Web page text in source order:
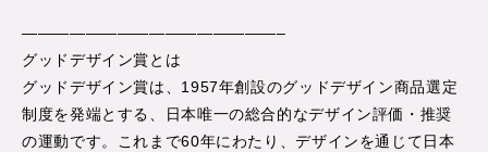
————————————————–
グッドデザイン賞とは
グッドデザイン賞は、1957年創設のグッドデザイン商品選定
制度を発端とする、日本唯一の総合的なデザイン評価・推奨
の運動です。これまで60年にわたり、デザインを通じて日本